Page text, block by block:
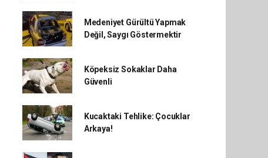
Medeniyet Gürültü Yapmak
Değil, Saygı Göstermektir
Köpeksiz Sokaklar Daha
Güvenli
Kucaktaki Tehlike: Çocuklar
Arkaya!